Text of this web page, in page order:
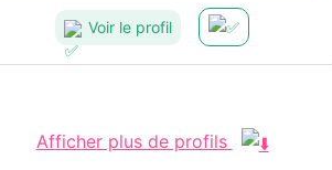
Voir le profil
Afficher plus de profils